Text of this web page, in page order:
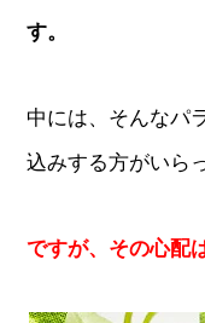
す。
中には、そんなパ
込みする方がいら
ですが、その心配